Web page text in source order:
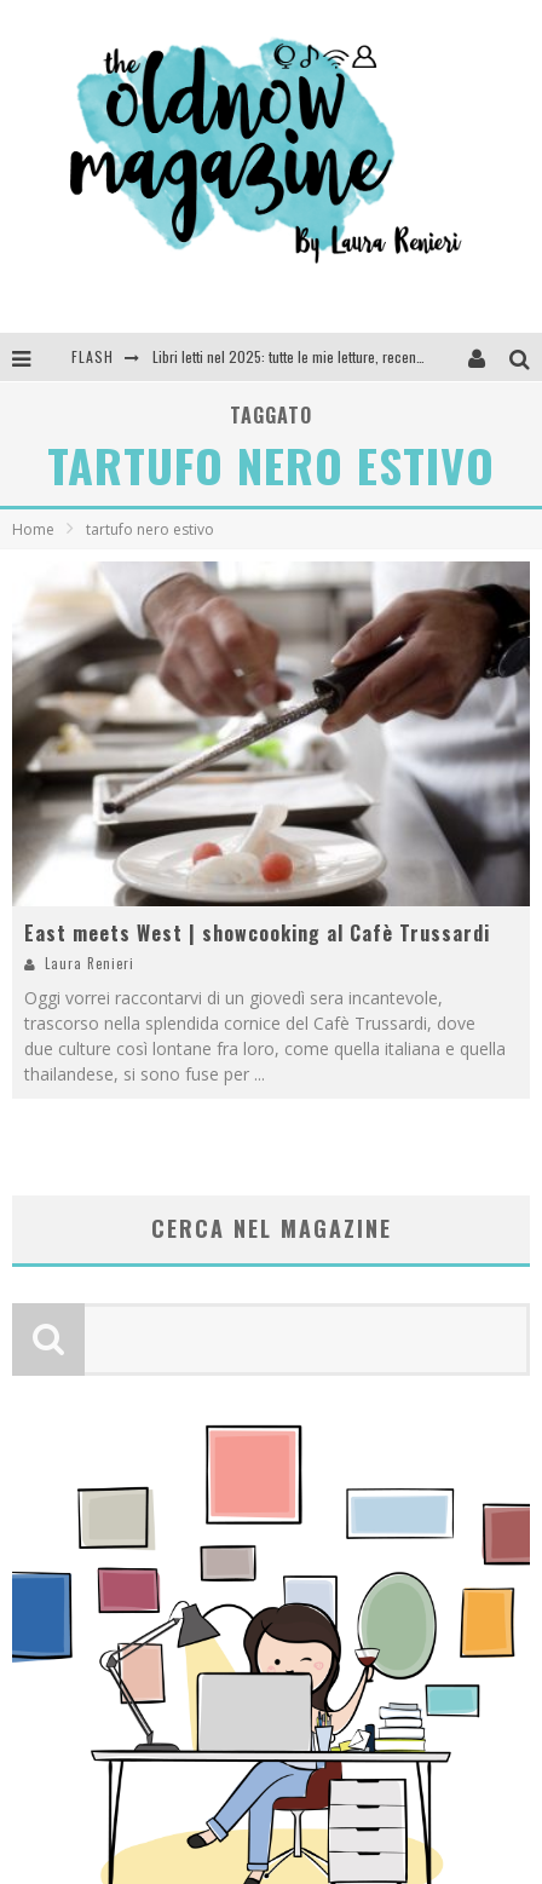
FLASH
SEE YOU AT 5 | Chanel
Anya Taylor-Joy, Jisoo e Willow Smith protagoniste della nuova campagna Dior Addict
TAGGATO
TARTUFO NERO ESTIVO
Home tartufo nero estivo
East meets West | showcooking al Cafè Trussardi
Laura Renieri
Oggi vorrei raccontarvi di un giovedì sera incantevole,
trascorso nella splendida cornice del Cafè Trussardi, dove
due culture così lontane fra loro, come quella italiana e quella
thailandese, si sono fuse per ...
CERCA NEL MAGAZINE